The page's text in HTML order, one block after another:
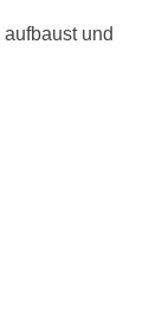
aufbaust und